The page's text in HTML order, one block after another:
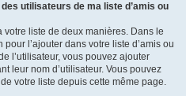
utilisateurs de ma liste d’amis ou
liste de deux manières. Dans le
l’ajouter dans votre liste d’amis ou
l’utilisateur, vous pouvez ajouter
leur nom d’utilisateur. Vous pouvez
votre liste depuis cette même page.